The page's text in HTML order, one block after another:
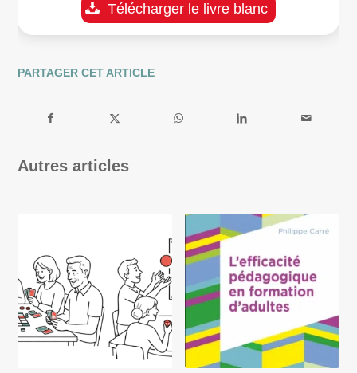
Télécharger le livre blanc
PARTAGER CET ARTICLE
Autres articles